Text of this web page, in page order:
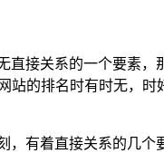
直接关系的一个要素
的排名时有时无，
，有着直接关系的几